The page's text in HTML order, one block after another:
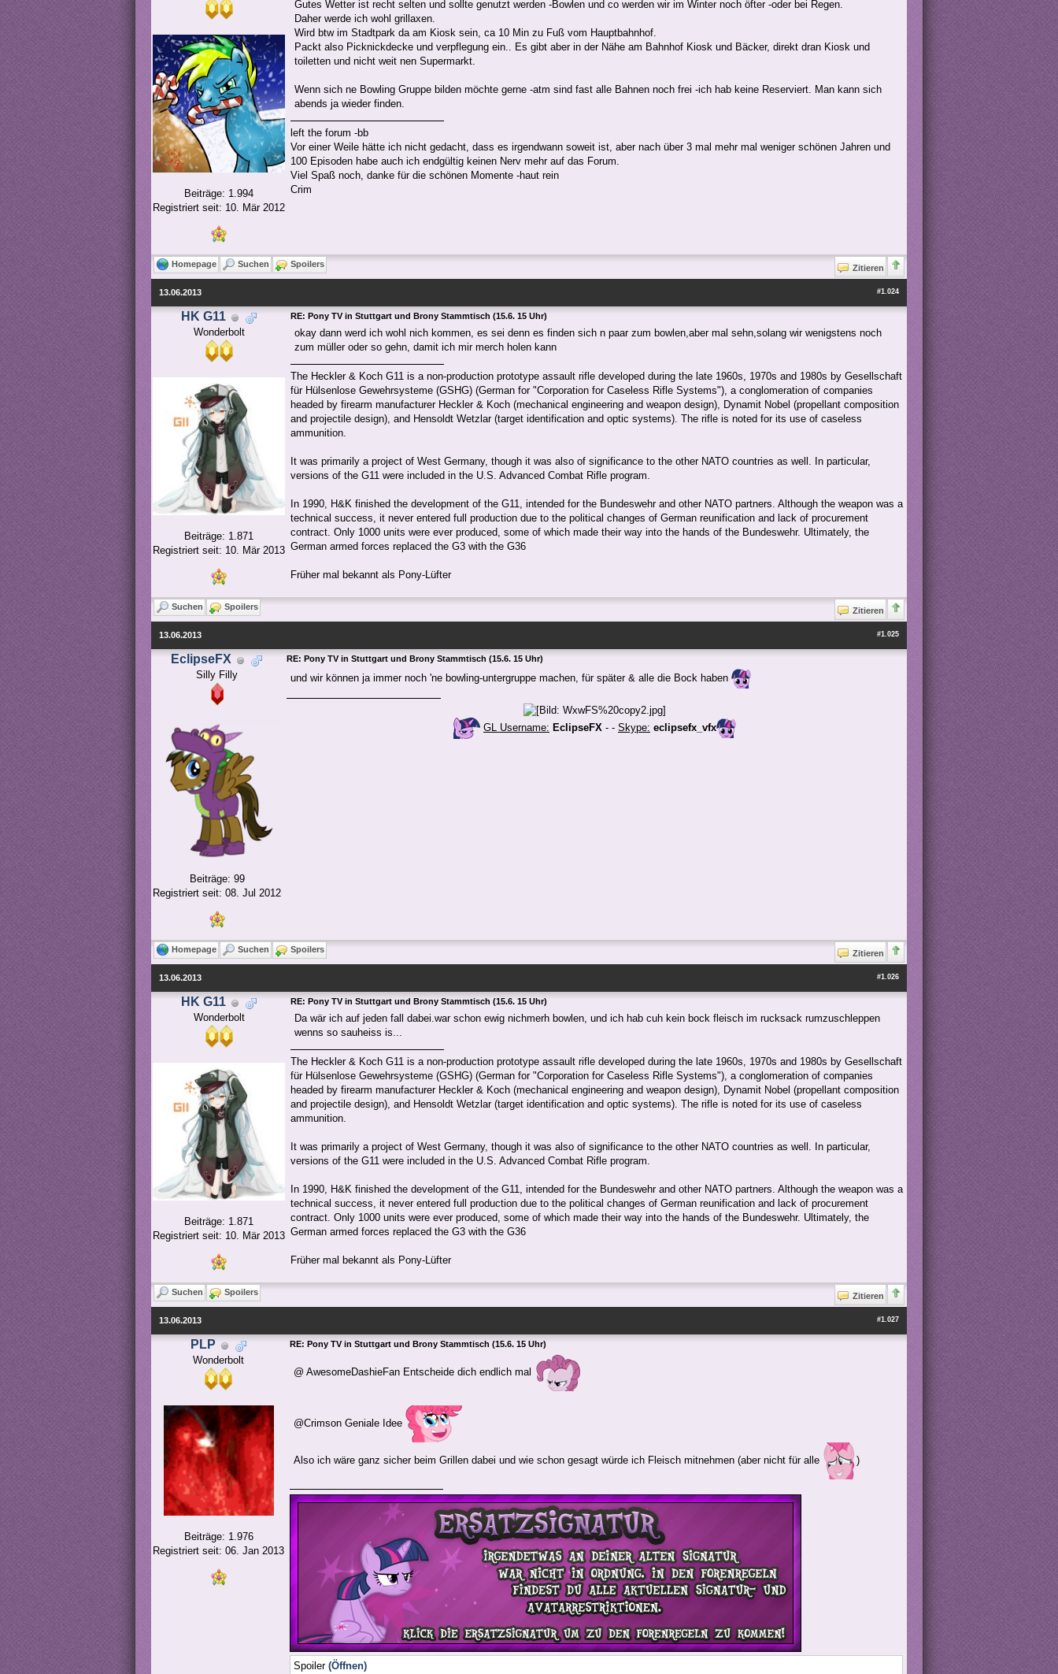
Beiträge: 1.994
Registriert seit: 10. Mär 2012
Gutes Wetter ist recht selten und sollte genutzt werden -Bowlen und co werden wir im Winter noch öfter -oder bei Regen.
Daher werde ich wohl grillaxen.
Wird btw im Stadtpark da am Kiosk sein, ca 10 Min zu Fuß vom Hauptbahnhof.
Packt also Picknickdecke und verpflegung ein.. Es gibt aber in der Nähe am Bahnhof Kiosk und Bäcker, direkt dran Kiosk und
toiletten und nicht weit nen Supermarkt.
Wenn sich ne Bowling Gruppe bilden möchte gerne -atm sind fast alle Bahnen noch frei -ich hab keine Reserviert. Man kann sich
abends ja wieder finden.
left the forum -bb
Vor einer Weile hätte ich nicht gedacht, dass es irgendwann soweit ist, aber nach über 3 mal mehr mal weniger schönen Jahren und
100 Episoden habe auch ich endgültig keinen Nerv mehr auf das Forum.
Viel Spaß noch, danke für die schönen Momente -haut rein
Crim
Homepage Suchen Spoilers Zitieren
#1.024
13.06.2013
HK G11
Wonderbolt
Beiträge: 1.871
Registriert seit: 10. Mär 2013
RE: Pony TV in Stuttgart und Brony Stammtisch (15.6. 15 Uhr)
okay dann werd ich wohl nich kommen, es sei denn es finden sich n paar zum bowlen,aber mal sehn,solang wir wenigstens noch
zum müller oder so gehn, damit ich mir merch holen kann
The Heckler & Koch G11 is a non-production prototype assault rifle developed during the late 1960s, 1970s and 1980s by Gesellschaft
für Hülsenlose Gewehrsysteme (GSHG) (German for "Corporation for Caseless Rifle Systems"), a conglomeration of companies
headed by firearm manufacturer Heckler & Koch (mechanical engineering and weapon design), Dynamit Nobel (propellant composition
and projectile design), and Hensoldt Wetzlar (target identification and optic systems). The rifle is noted for its use of caseless
ammunition.
It was primarily a project of West Germany, though it was also of significance to the other NATO countries as well. In particular,
versions of the G11 were included in the U.S. Advanced Combat Rifle program.
In 1990, H&K finished the development of the G11, intended for the Bundeswehr and other NATO partners. Although the weapon was a
technical success, it never entered full production due to the political changes of German reunification and lack of procurement
contract. Only 1000 units were ever produced, some of which made their way into the hands of the Bundeswehr. Ultimately, the
German armed forces replaced the G3 with the G36
Früher mal bekannt als Pony-Lüfter
Suchen Spoilers Zitieren
#1.025
13.06.2013
EclipseFX
Silly Filly
Beiträge: 99
Registriert seit: 08. Jul 2012
RE: Pony TV in Stuttgart und Brony Stammtisch (15.6. 15 Uhr)
und wir können ja immer noch 'ne bowling-untergruppe machen, für später & alle die Bock haben
GL Username: EclipseFX - - Skype: eclipsefx_vfx
Homepage Suchen Spoilers Zitieren
#1.026
13.06.2013
HK G11
Wonderbolt
Beiträge: 1.871
Registriert seit: 10. Mär 2013
RE: Pony TV in Stuttgart und Brony Stammtisch (15.6. 15 Uhr)
Da wär ich auf jeden fall dabei.war schon ewig nichmerh bowlen, und ich hab cuh kein bock fleisch im rucksack rumzuschleppen
wenns so sauheiss is...
The Heckler & Koch G11 is a non-production prototype assault rifle developed during the late 1960s, 1970s and 1980s by Gesellschaft
für Hülsenlose Gewehrsysteme (GSHG) (German for "Corporation for Caseless Rifle Systems"), a conglomeration of companies
headed by firearm manufacturer Heckler & Koch (mechanical engineering and weapon design), Dynamit Nobel (propellant composition
and projectile design), and Hensoldt Wetzlar (target identification and optic systems). The rifle is noted for its use of caseless
ammunition.
It was primarily a project of West Germany, though it was also of significance to the other NATO countries as well. In particular,
versions of the G11 were included in the U.S. Advanced Combat Rifle program.
In 1990, H&K finished the development of the G11, intended for the Bundeswehr and other NATO partners. Although the weapon was a
technical success, it never entered full production due to the political changes of German reunification and lack of procurement
contract. Only 1000 units were ever produced, some of which made their way into the hands of the Bundeswehr. Ultimately, the
German armed forces replaced the G3 with the G36
Früher mal bekannt als Pony-Lüfter
Suchen Spoilers Zitieren
#1.027
13.06.2013
PLP
Wonderbolt
Beiträge: 1.976
Registriert seit: 06. Jan 2013
RE: Pony TV in Stuttgart und Brony Stammtisch (15.6. 15 Uhr)
@ AwesomeDashieFan Entscheide dich endlich mal
@Crimson Geniale Idee
Also ich wäre ganz sicher beim Grillen dabei und wie schon gesagt würde ich Fleisch mitnehmen (aber nicht für alle )
Spoiler (Öffnen)